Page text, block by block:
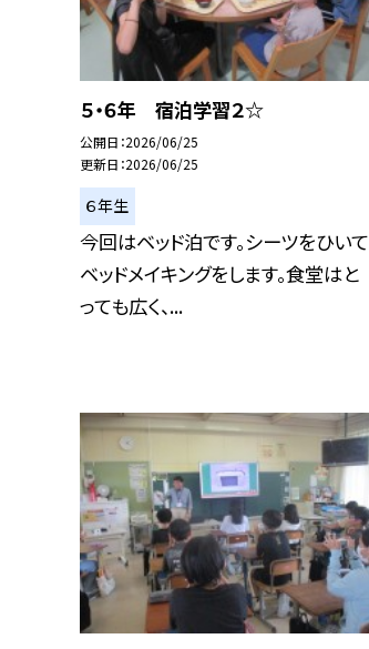
５・６年 宿泊学習２☆
公開日 2026/06/25
更新日 2026/06/25
６年生
今回はベッド泊です。シーツをひいて
ベッドメイキングをします。食堂はと
っても広く、...